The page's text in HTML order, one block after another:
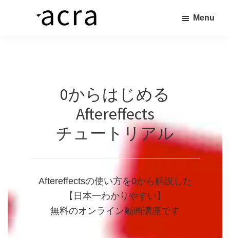
へ
Menu
0からはじめる
Aftereffects
チュートリアル
Aftereffectsの使い方を0から解説した
【日本一わかりやすい】
無料のオンライン動画講座です